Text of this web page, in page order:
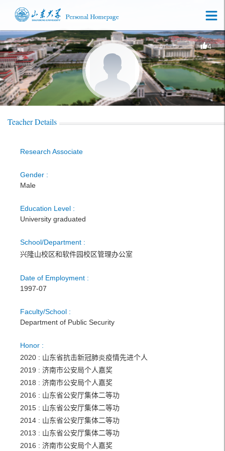
4
Teacher Details
Research Associate
Gender :
Male
Education Level :
University graduated
School/Department :
兴隆山校区和软件园校区管理办公室
Date of Employment :
1997-07
Faculty/School :
Department of Public Security
Honor :
2020 : 山东省抗击新冠肺炎疫情先进个人
2019 : 济南市公安局个人嘉奖
2018 : 济南市公安局个人嘉奖
2016 : 山东省公安厅集体二等功
2015 : 山东省公安厅集体二等功
2014 : 山东省公安厅集体二等功
2013 : 山东省公安厅集体二等功
2016 : 济南市公安局个人嘉奖